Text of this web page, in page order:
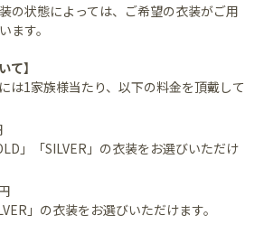
の状態によっては、ご希望の衣装がご用
ます。
て】
は1家族様当たり、以下の料金を頂戴して
」「SILVER」の衣装をお選びいただけ
」の衣装をお選びいただけます。